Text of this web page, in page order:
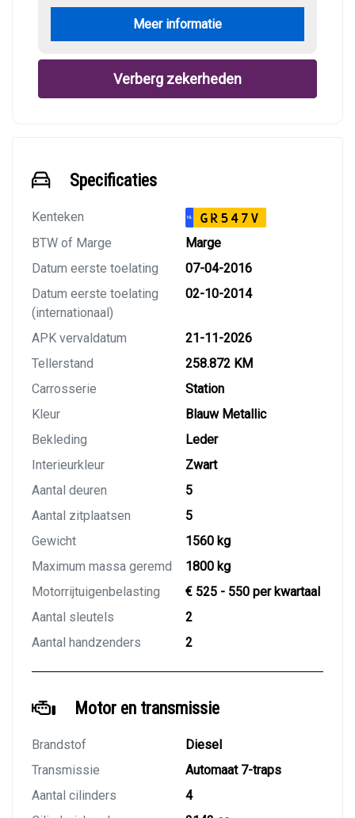
Meer informatie
Verberg zekerheden
Specificaties
Kenteken NL GR547V
BTW of Marge
Marge
Datum eerste toelating
07-04-2016
Datum eerste toelating
(internationaal)
02-10-2014
APK vervaldatum
21-11-2026
Tellerstand
258.872 KM
Carrosserie
Station
Kleur
Blauw Metallic
Bekleding
Leder
Interieurkleur
Zwart
Aantal deuren
5
Aantal zitplaatsen
5
Gewicht
1560 kg
Maximum massa geremd
1800 kg
Motorrijtuigenbelasting
€ 525 - 550 per kwartaal
Aantal sleutels
2
Aantal handzenders
2
Motor en transmissie
Brandstof
Diesel
Transmissie
Automaat 7-traps
Aantal cilinders
4